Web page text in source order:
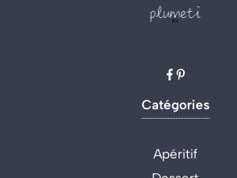
Catégories
Apéritif